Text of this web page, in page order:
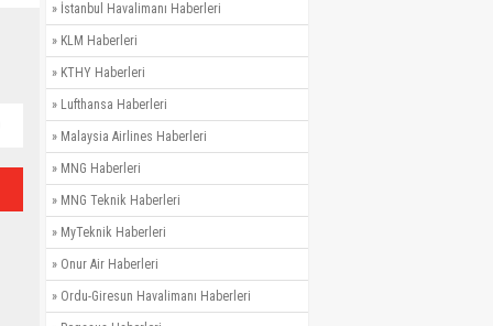
» İstanbul Havalimanı Haberleri
» KLM Haberleri
» KTHY Haberleri
» Lufthansa Haberleri
» Malaysia Airlines Haberleri
» MNG Haberleri
» MNG Teknik Haberleri
» MyTeknik Haberleri
» Onur Air Haberleri
» Ordu-Giresun Havalimanı Haberleri